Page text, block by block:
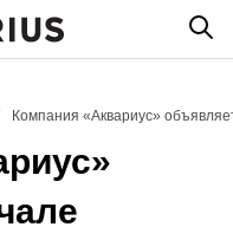
Компания «Аквариус»